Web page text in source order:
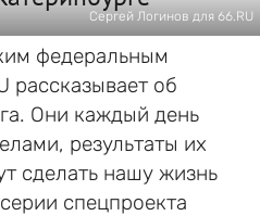
Сергей Логинов для 66.RU
федеральным
рассказывает об
Они каждый день
результаты их
сделать нашу жизнь
спецпроекта